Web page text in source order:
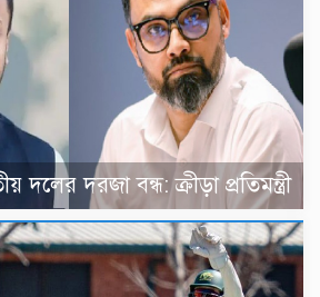
দলের দরজা বন্ধ: ক্রীড়া প্রতিমন্ত্রী